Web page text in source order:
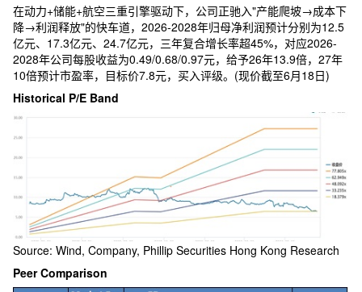
在动力+储能+航空三重引擎驱动下，公司正驰入"产能爬坡→成本下
降→利润释放"的快车道，2026-2028年归母净利润预计分别为12.5
亿元、17.3亿元、24.7亿元，三年复合增长率超45%，对应2026-
2028年公司每股收益为0.49/0.68/0.97元，给予26年13.9倍，27年
10倍预计市盈率，目标价7.8元，买入评级。(现价截至6月18日)
Historical P/E Band
Source: Wind, Company, Phillip Securities Hong Kong Research
Peer Comparison